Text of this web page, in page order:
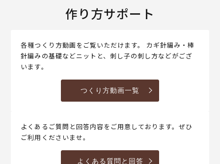
作り方サポート
各種つくり方動画をご覧いただけます。 カギ針編み・棒
針編みの基礎などニットと、刺し子の刺し方などがござ
います。
つくり方動画一覧
よくあるご質問と回答内容をご用意しております。ぜひ
ご利用くださいませ。
よくある質問と回答